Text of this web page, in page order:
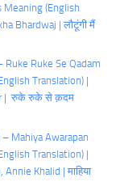
Meaning (English
Bhardwaj | लौटूंगी मैं
Ruke Ruke Se Qadam
Translation) |
| रुके रुके से क़दम
Mahiya Awarapan
Translation) |
Khalid | माहिया